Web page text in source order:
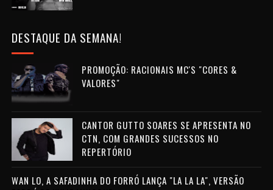
DESTAQUE DA SEMANA!
PROMOÇÃO: RACIONAIS MC'S "CORES &
VALORES"
CANTOR GUTTO SOARES SE APRESENTA NO
CTN, COM GRANDES SUCESSOS NO
REPERTÓRIO
WAN LO, A SAFADINHA DO FORRÓ LANÇA "LA LA LA", VERSÃO